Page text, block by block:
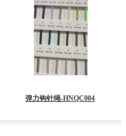
弹力钩针绳-HNQC004